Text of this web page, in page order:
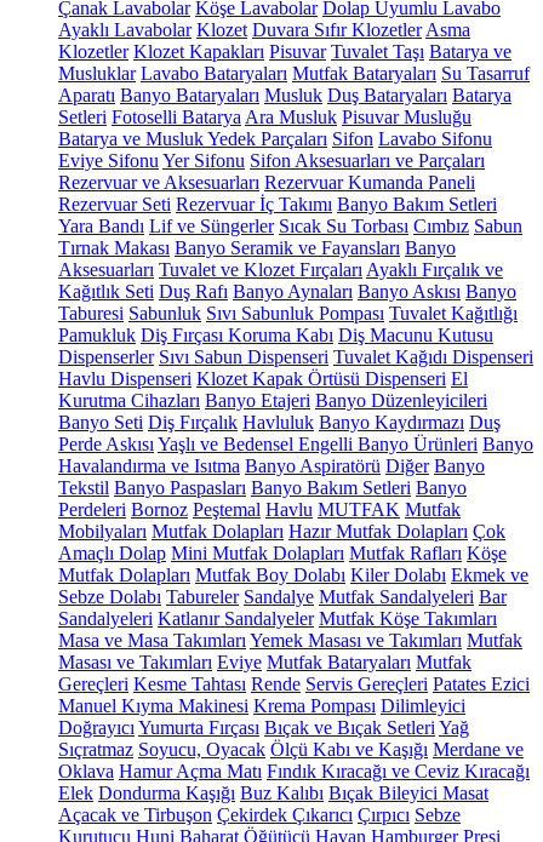
Çanak Lavabolar Köşe Lavabolar Dolap Uyumlu Lavabo
Ayaklı Lavabolar Klozet Duvara Sıfır Klozetler Asma
Klozetler Klozet Kapakları Pisuvar Tuvalet Taşı Batarya ve
Musluklar Lavabo Bataryaları Mutfak Bataryaları Su Tasarruf
Aparatı Banyo Bataryaları Musluk Duş Bataryaları Batarya
Setleri Fotoselli Batarya Ara Musluk Pisuvar Musluğu
Batarya ve Musluk Yedek Parçaları Sifon Lavabo Sifonu
Eviye Sifonu Yer Sifonu Sifon Aksesuarları ve Parçaları
Rezervuar ve Aksesuarları Rezervuar Kumanda Paneli
Rezervuar Seti Rezervuar İç Takımı Banyo Bakım Setleri
Yara Bandı Lif ve Süngerler Sıcak Su Torbası Cımbız Sabun
Tırnak Makası Banyo Seramik ve Fayansları Banyo
Aksesuarları Tuvalet ve Klozet Fırçaları Ayaklı Fırçalık ve
Kağıtlık Seti Duş Rafı Banyo Aynaları Banyo Askısı Banyo
Taburesi Sabunluk Sıvı Sabunluk Pompası Tuvalet Kağıtlığı
Pamukluk Diş Fırçası Koruma Kabı Diş Macunu Kutusu
Dispenserler Sıvı Sabun Dispenseri Tuvalet Kağıdı Dispenseri
Havlu Dispenseri Klozet Kapak Örtüsü Dispenseri El
Kurutma Cihazları Banyo Etajeri Banyo Düzenleyicileri
Banyo Seti Diş Fırçalık Havluluk Banyo Kaydırmazı Duş
Perde Askısı Yaşlı ve Bedensel Engelli Banyo Ürünleri Banyo
Havalandırma ve Isıtma Banyo Aspiratörü Diğer Banyo
Tekstil Banyo Paspasları Banyo Bakım Setleri Banyo
Perdeleri Bornoz Peştemal Havlu MUTFAK Mutfak
Mobilyaları Mutfak Dolapları Hazır Mutfak Dolapları Çok
Amaçlı Dolap Mini Mutfak Dolapları Mutfak Rafları Köşe
Mutfak Dolapları Mutfak Boy Dolabı Kiler Dolabı Ekmek ve
Sebze Dolabı Tabureler Sandalye Mutfak Sandalyeleri Bar
Sandalyeleri Katlanır Sandalyeler Mutfak Köşe Takımları
Masa ve Masa Takımları Yemek Masası ve Takımları Mutfak
Masası ve Takımları Eviye Mutfak Bataryaları Mutfak
Gereçleri Kesme Tahtası Rende Servis Gereçleri Patates Ezici
Manuel Kıyma Makinesi Krema Pompası Dilimleyici
Doğrayıcı Yumurta Fırçası Bıçak ve Bıçak Setleri Yağ
Sıçratmaz Soyucu, Oyacak Ölçü Kabı ve Kaşığı Merdane ve
Oklava Hamur Açma Matı Fındık Kıracağı ve Ceviz Kıracağı
Elek Dondurma Kaşığı Buz Kalıbı Bıçak Bileyici Masat
Açacak ve Tirbuşon Çekirdek Çıkarıcı Çırpıcı Sebze
Kurutucu Huni Baharat Öğütücü Havan Hamburger Presi